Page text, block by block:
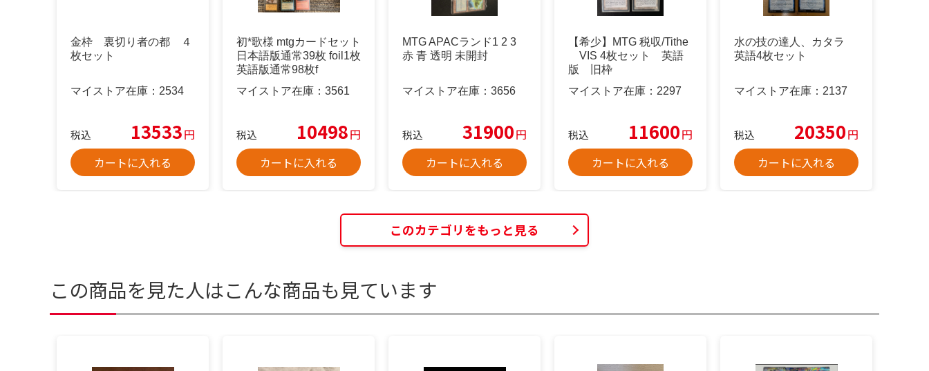
金枠 裏切り者の都 ４
枚セット
マイストア在庫： 2534
税込 13533円
カートに入れる
初*歌様 mtgカードセット
日本語版通常39枚 foil1枚
英語版通常98枚f
マイストア在庫： 3561
税込 10498円
カートに入れる
MTG APACランド1 2 3
赤 青 透明 未開封
マイストア在庫： 3656
税込 31900円
カートに入れる
【希少】MTG 税収/Tithe
VIS 4枚セット 英語
版 旧枠
マイストア在庫： 2297
税込 11600円
カートに入れる
水の技の達人、カタラ
英語4枚セット
マイストア在庫： 2137
税込 20350円
カートに入れる
このカテゴリをもっと見る
この商品を見た人はこんな商品も見ています